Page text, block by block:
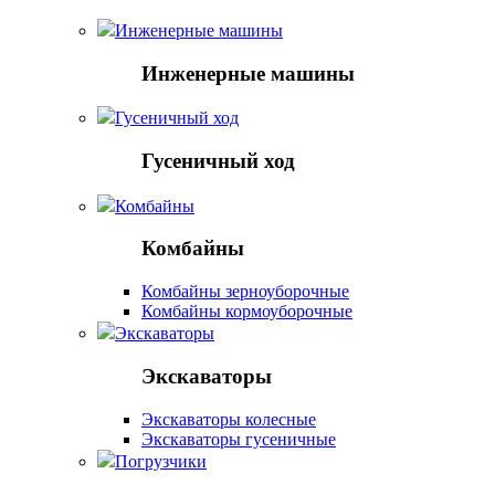
Инженерные машины
Инженерные машины
Гусеничный ход
Гусеничный ход
Комбайны
Комбайны
Комбайны зерноуборочные
Комбайны кормоуборочные
Экскаваторы
Экскаваторы
Экскаваторы колесные
Экскаваторы гусеничные
Погрузчики